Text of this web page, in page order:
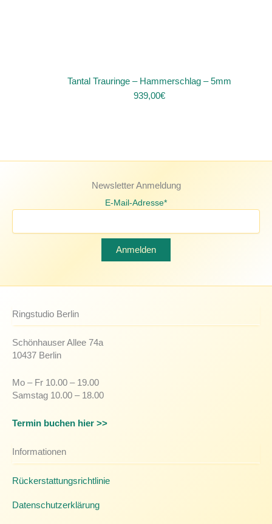
Tantal Trauringe – Hammerschlag – 5mm
939,00€
Newsletter Anmeldung
E-Mail-Adresse*
Ringstudio Berlin
Schönhauser Allee 74a
10437 Berlin
Mo – Fr 10.00 – 19.00
Samstag 10.00 – 18.00
Termin buchen hier >>
Informationen
Rückerstattungsrichtlinie
Datenschutzerklärung